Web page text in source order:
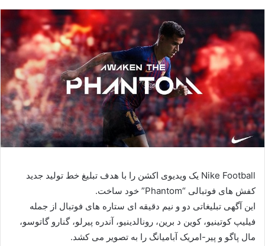
Nike Football یک ویدیوی اکشن را با هدف تبلیغ خط تولید جدید
کفش های فوتبالی “Phantom” خود ساخت.
این آگهی تبلیغاتی دو و نیم دقیقه ای ستاره های فوتبال از جمله
فیلیپ کوتینیو، کوین د برین، رونالدینیو، آندره پیرلو، گنارو گاتوسو،
مال پاگو و پیر-امریک آبامیانگ را به تصویر می کشد.